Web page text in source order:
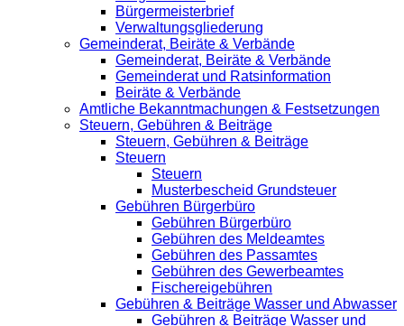
Bürgermeisterbrief
Verwaltungsgliederung
Gemeinderat, Beiräte & Verbände
Gemeinderat, Beiräte & Verbände
Gemeinderat und Ratsinformation
Beiräte & Verbände
Amtliche Bekanntmachungen & Festsetzungen
Steuern, Gebühren & Beiträge
Steuern, Gebühren & Beiträge
Steuern
Steuern
Musterbescheid Grundsteuer
Gebühren Bürgerbüro
Gebühren Bürgerbüro
Gebühren des Meldeamtes
Gebühren des Passamtes
Gebühren des Gewerbeamtes
Fischereigebühren
Gebühren & Beiträge Wasser und Abwasser
Gebühren & Beiträge Wasser und